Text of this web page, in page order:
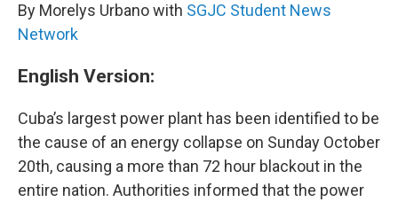
By Morelys Urbano with SGJC Student News
Network
English Version:
Cuba’s largest power plant has been identified to be
the cause of an energy collapse on Sunday October
20th, causing a more than 72 hour blackout in the
entire nation. Authorities informed that the power